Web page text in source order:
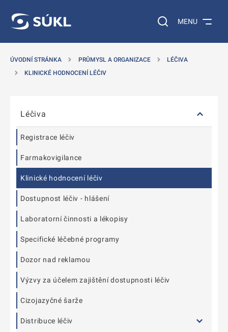
Vyhledávání na
MENU
ÚVODNÍ STRÁNKA PRŮMYSL A ORGANIZACE
LÉČIVA
KLINICKÉ HODNOCENÍ LÉČIV
Léčiva
Registrace léčiv
Farmakovigilance
Klinické hodnocení léčiv
Dostupnost léčiv - hlášení
Laboratorní činnosti a lékopisy
Specifické léčebné programy
Dozor nad reklamou
Výzvy za účelem zajištění dostupnosti léčiv
Cizojazyčné šarže
Distribuce léčiv